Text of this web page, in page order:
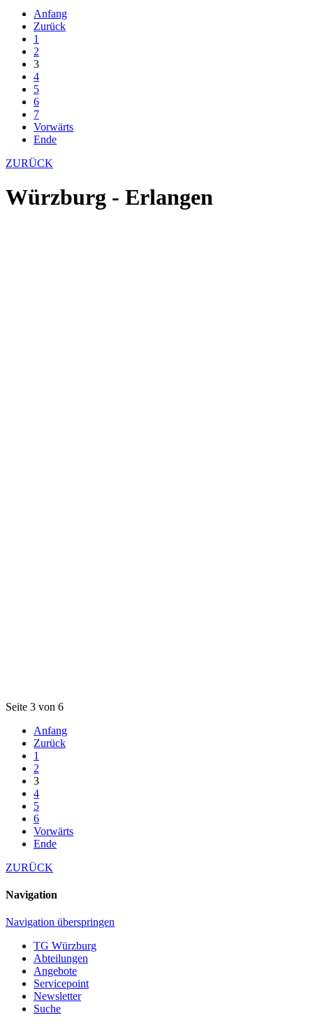
Anfang
Zurück
1
2
3
4
5
6
7
Vorwärts
Ende
ZURÜCK
Würzburg - Erlangen
Seite 3 von 6
Anfang
Zurück
1
2
3
4
5
6
Vorwärts
Ende
ZURÜCK
Navigation
Navigation überspringen
TG Würzburg
Abteilungen
Angebote
Servicepoint
Newsletter
Suche